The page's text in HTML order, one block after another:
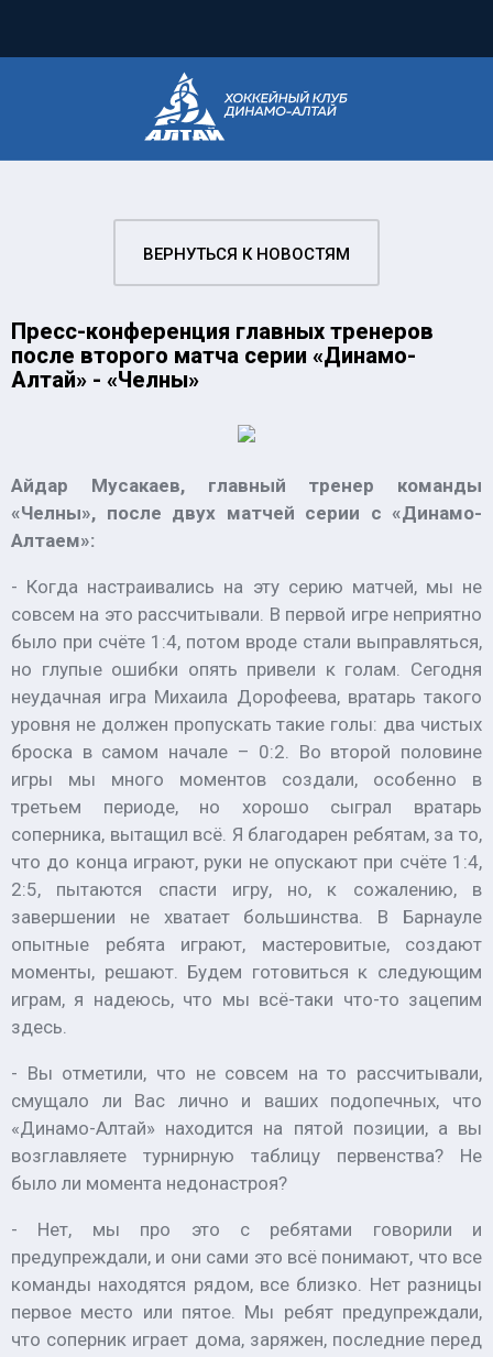
ВЕРНУТЬСЯ К НОВОСТЯМ
Пресс-конференция главных тренеров
после второго матча серии «Динамо-
Алтай» - «Челны»
Айдар Мусакаев, главный тренер команды
«Челны», после двух матчей серии с «Динамо-
Алтаем»:
- Когда настраивались на эту серию матчей, мы не
совсем на это рассчитывали. В первой игре неприятно
было при счёте 1:4, потом вроде стали выправляться,
но глупые ошибки опять привели к голам. Сегодня
неудачная игра Михаила Дорофеева, вратарь такого
уровня не должен пропускать такие голы: два чистых
броска в самом начале – 0:2. Во второй половине
игры мы много моментов создали, особенно в
третьем периоде, но хорошо сыграл вратарь
соперника, вытащил всё. Я благодарен ребятам, за то,
что до конца играют, руки не опускают при счёте 1:4,
2:5, пытаются спасти игру, но, к сожалению, в
завершении не хватает большинства. В Барнауле
опытные ребята играют, мастеровитые, создают
моменты, решают. Будем готовиться к следующим
играм, я надеюсь, что мы всё-таки что-то зацепим
здесь.
- Вы отметили, что не совсем на то рассчитывали,
смущало ли Вас лично и ваших подопечных, что
«Динамо-Алтай» находится на пятой позиции, а вы
возглавляете турнирную таблицу первенства? Не
было ли момента недонастроя?
- Нет, мы про это с ребятами говорили и
предупреждали, и они сами это всё понимают, что все
команды находятся рядом, все близко. Нет разницы
первое место или пятое. Мы ребят предупреждали,
что соперник играет дома, заряжен, последние перед